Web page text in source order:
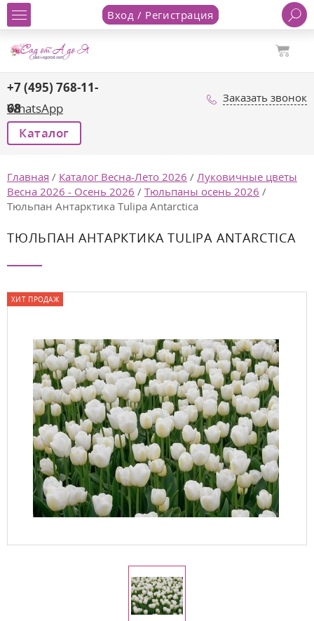
Вход / Регистрация
+7 (495) 768-11-
68
WhatsApp
Заказать звонок
Каталог
Главная / Каталог Весна-Лето 2026 / Луковичные цветы
Весна 2026 - Осень 2026 / Тюльпаны осень 2026 /
Тюльпан Антарктика Tulipa Antarctica
ТЮЛЬПАН АНТАРКТИКА TULIPA ANTARCTICA
ХИТ ПРОДАЖ